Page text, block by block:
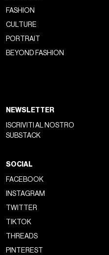
FASHION
CULTURE
PORTRAIT
BEYOND FASHION
NEWSLETTER
ISCRIVITI AL NOSTRO
SUBSTACK
SOCIAL
FACEBOOK
INSTAGRAM
TWITTER
TIKTOK
THREADS
PINTEREST